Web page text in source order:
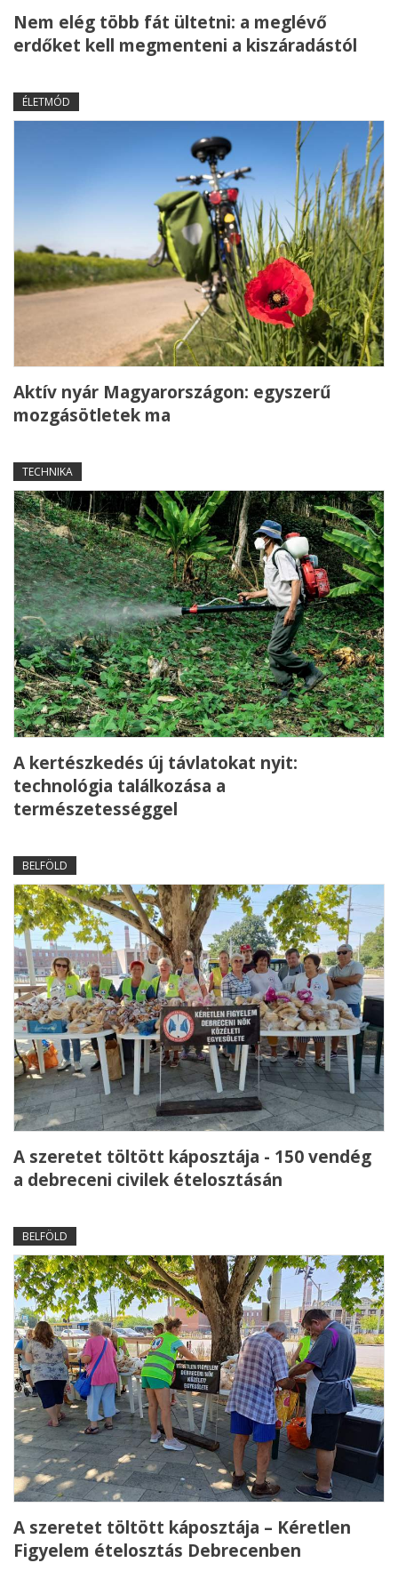
Nem elég több fát ültetni: a meglévő
erdőket kell megmenteni a kiszáradástól
ÉLETMÓD
Aktív nyár Magyarországon: egyszerű
mozgásötletek ma
TECHNIKA
A kertészkedés új távlatokat nyit:
technológia találkozása a
természetességgel
BELFÖLD
A szeretet töltött káposztája - 150 vendég
a debreceni civilek ételosztásán
BELFÖLD
A szeretet töltött káposztája – Kéretlen
Figyelem ételosztás Debrecenben